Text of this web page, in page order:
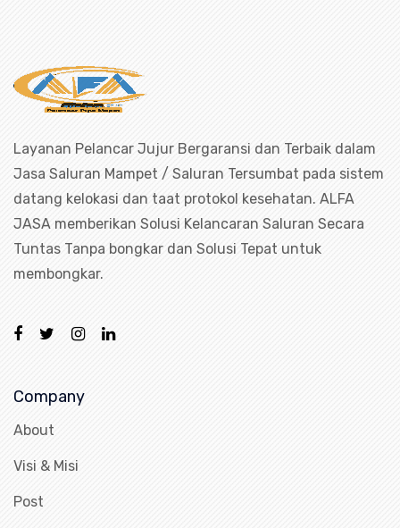
Layanan Pelancar Jujur Bergaransi dan Terbaik dalam
Jasa Saluran Mampet / Saluran Tersumbat pada sistem
datang kelokasi dan taat protokol kesehatan. ALFA
JASA memberikan Solusi Kelancaran Saluran Secara
Tuntas Tanpa bongkar dan Solusi Tepat untuk
membongkar.
Company
About
Visi & Misi
Post